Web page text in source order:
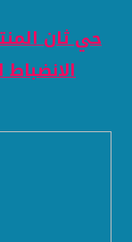
حي ثان
الانضباط